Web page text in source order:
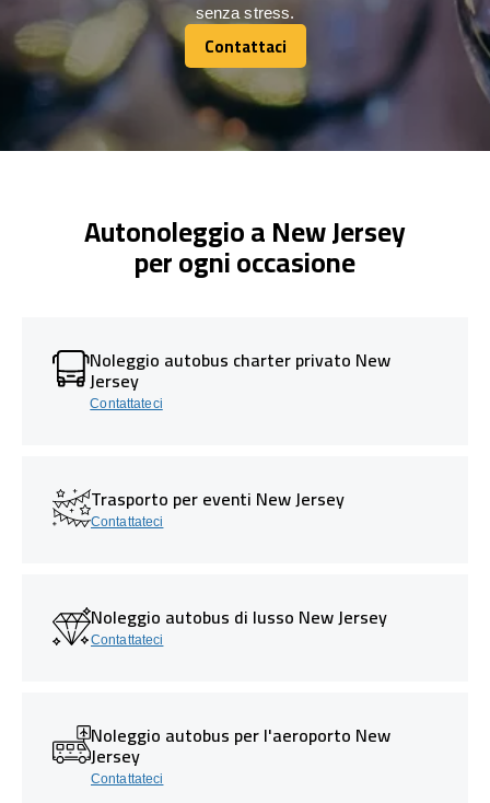
senza stress.
Contattaci
Contattaci
Autonoleggio a New Jersey
per ogni occasione
Noleggio autobus charter privato New
Jersey
Contattateci
Trasporto per eventi New Jersey
Contattateci
Noleggio autobus di lusso New Jersey
Contattateci
Noleggio autobus per l'aeroporto New
Jersey
Contattateci